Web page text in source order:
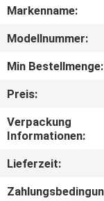
KONTAKT
MIT
UNS
Markenname:
Modellnummer:
Min Bestellmenge:
Preis:
Verpackung
Informationen:
Lieferzeit: